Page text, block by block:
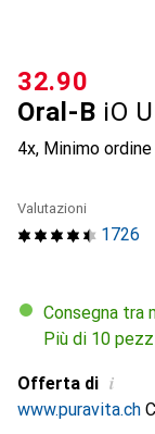
Oral-B iO
4x, Minimo ordine
CHF
32.90
1726
Valutazioni
Consegna tra
Più di 10
Offerta di i
www.puravita.ch